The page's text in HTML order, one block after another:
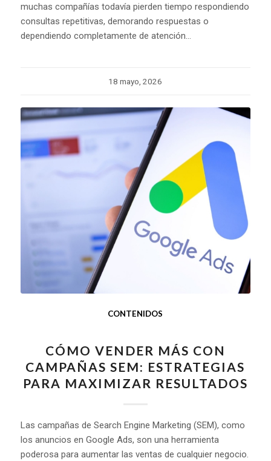
muchas compañías todavía pierden tiempo respondiendo
consultas repetitivas, demorando respuestas o
dependiendo completamente de atención…
18 mayo, 2026
CONTENIDOS
CÓMO VENDER MÁS CON
CAMPAÑAS SEM: ESTRATEGIAS
PARA MAXIMIZAR RESULTADOS
Las campañas de Search Engine Marketing (SEM), como
los anuncios en Google Ads, son una herramienta
poderosa para aumentar las ventas de cualquier negocio.